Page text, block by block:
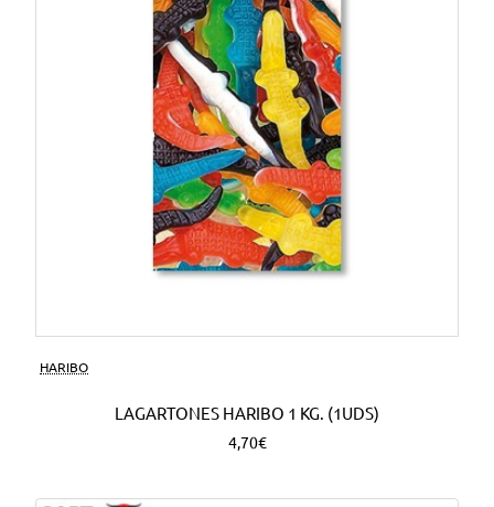
HARIBO
LAGARTONES HARIBO 1 KG. (1UDS)
4,70€